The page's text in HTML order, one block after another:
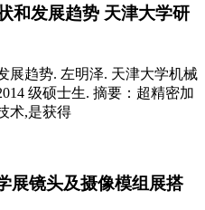
和发展趋势 天津大学研
展趋势. 左明泽. 天津大学机械
级硕士生. 摘要：超精密加
术,是获得
展镜头及摄像模组展搭